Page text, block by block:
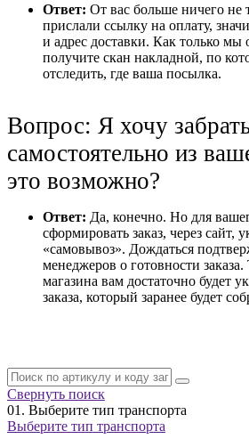
Ответ: От вас больше ничего не
прислали ссылку на оплату,
и адрес доставки. Как только мы
получите скан накладной, по
отследить, где ваша посылка.
Вопрос: Я хочу
самостоятельно из
это возможно?
Ответ: Да, конечно. Но для
сформировать заказ, через сайт,
«самовывоз». Дождаться
менеджеров о готовности
магазина вам достаточно будет
заказа, который заранее будет
Свернуть поиск
01. Выберите тип транспорта
Выберите тип транспорта